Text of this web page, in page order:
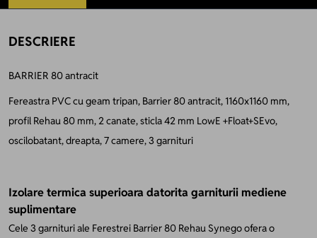
DESCRIERE
BARRIER 80antracit
Fereastra PVC cu geam tripan, Barrier 80 antracit, 1160x1160 mm,
profil Rehau 80 mm, 2 canate, sticla 42 mm LowE +Float+SEvo,
oscilobatant, dreapta, 7 camere, 3 garnituri
Izolare termica superioara datorita garniturii mediene
suplimentare
Cele 3 garnituri ale Ferestrei Barrier 80 Rehau Synego ofera o